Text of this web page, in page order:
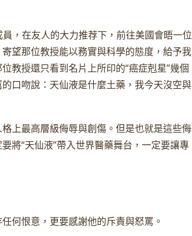
，在友人的大力推荐下，前往美國會晤一位
望那位教授能以務實與科學的態度，給予我
教授還只看到名片上所印的“癌症剋星”幾個
口吻說：天仙液是什麼土藥，我今天沒空與
上最高層級侮辱與創傷。但是也就是這些侮
將“天仙液”帶入世界醫藥舞台，一定要讓專
何恨意，更要感謝他的斥責與怒罵。